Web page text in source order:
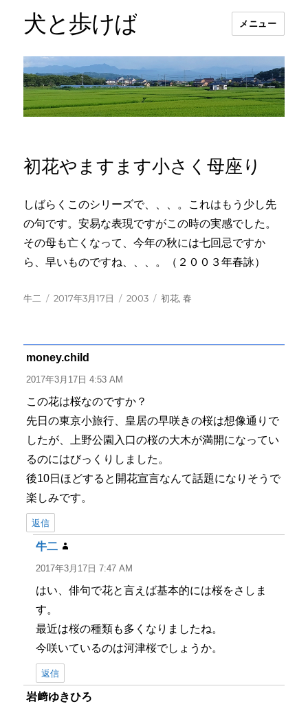
犬と歩けば メニュー
初花やますます小さく母座り
しばらくこのシリーズで、、、。これはもう少し先
の句です。安易な表現ですがこの時の実感でした。
その母も亡くなって、今年の秋には七回忌ですか
ら、早いものですね、、、。（２００３年春詠）
投
牛二
投
2017年3月17日
カ
2003
タ
初花,春
money.child
り:
2017年3月17日 4:53 AM
この花は桜なのですか？
先日の東京小旅行、皇居の早咲きの桜は想像通りで
したが、上野公園入口の桜の大木が満開になってい
るのにはびっくりしました。
後10日ほどすると開花宣言なんて話題になりそうで
楽しみです。
返信
牛二
り:
2017年3月17日 7:47 AM
はい、俳句で花と言えば基本的には桜をさしま
す。
最近は桜の種類も多くなりましたね。
今咲いているのは河津桜でしょうか。
返信
岩﨑ゆきひろ